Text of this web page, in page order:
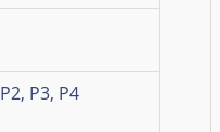
P2, P3, P4